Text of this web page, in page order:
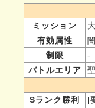
ミッション
有効属性
闇
制限
-
バトルエリア
Sランク勝利
[